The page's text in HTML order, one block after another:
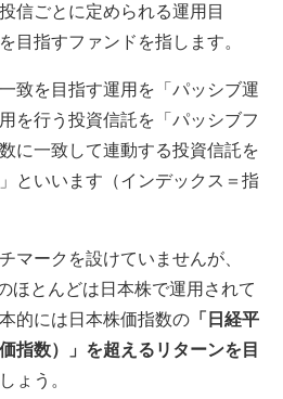
信ごとに定められる運用目
目指すファンドを指します。
致を目指す運用を「パッシブ運
を行う投資信託を「パッシブフ
に一致して連動する投資信託を
といいます（インデックス＝指
マークを設けていませんが、
ほとんどは日本株で運用されて
的には日本株価指数の 「日経平
指数）」を超えるリターンを目
ょう。